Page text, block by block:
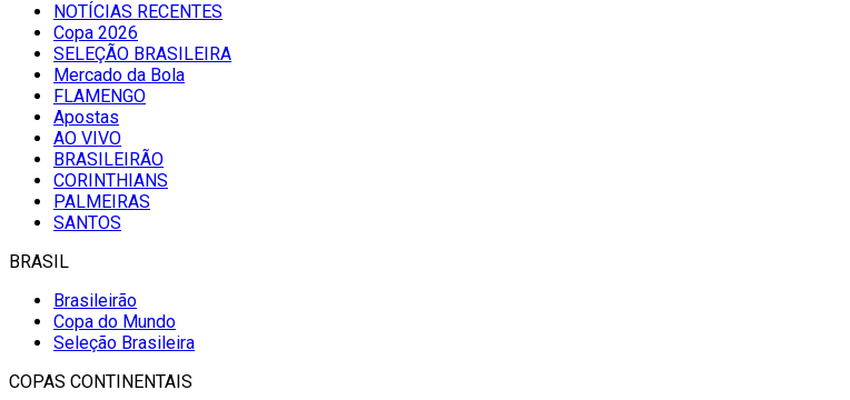
NOTÍCIAS RECENTES
Copa 2026
SELEÇÃO BRASILEIRA
Mercado da Bola
FLAMENGO
Apostas
AO VIVO
BRASILEIRÃO
CORINTHIANS
PALMEIRAS
SANTOS
BRASIL
Brasileirão
Copa do Mundo
Seleção Brasileira
COPAS CONTINENTAIS